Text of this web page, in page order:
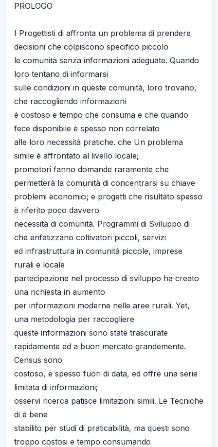
PROLOGO
I Progettisti di affronta un problema di prendere
decisioni che colpiscono specifico piccolo
le comunità senza informazioni adeguate. Quando
loro tentano di informarsi
sulle condizioni in queste comunità, loro trovano,
che raccogliendo informazioni
è costoso e tempo che consuma e che quando
fece disponibile è spesso non correlato
alle loro necessità pratiche. che Un problema
simile è affrontato al livello locale;
promotori fanno domande raramente che
permetterà la comunità di concentrarsi su chiave
problemi economici; e progetti che risultato spesso
è riferito poco davvero
necessità di comunità. Programmi di Sviluppo di
che enfatizzano coltivatori piccoli, servizi
ed infrastruttura in comunità piccole, imprese
rurali e locale
partecipazione nel processo di sviluppo ha creato
una richiesta in aumento
per informazioni moderne nelle aree rurali. Yet,
una metodologia per raccogliere
queste informazioni sono state trascurate
rapidamente ed a buon mercato grandemente.
Census sono
costoso, e spesso fuori di data, ed offre una serie
limitata di informazioni;
osservi ricerca patisce limitazioni simili. Le Tecniche
di è bene
stabilito per studi di praticabilità, ma questi sono
troppo costosi e tempo consumando